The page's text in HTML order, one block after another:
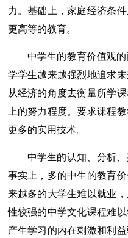
力。基础上，家庭经济条
更高等的教育。
中学生的教育价值观
学学生越来越强烈地追求
从经济的角度去衡量所学
上的努力程度。要求课程
更多的实用技术。
中学生的认知、分析
事实上，多的中生的教育
来越多的大学生难以就业
性较强的中学文化课程难
产生学习的内在刺激和利